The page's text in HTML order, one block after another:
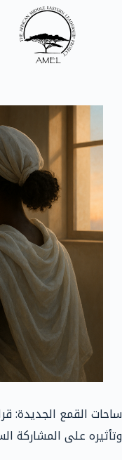
ساحات القمع الجديدة:
وتأثيره على المشاركة